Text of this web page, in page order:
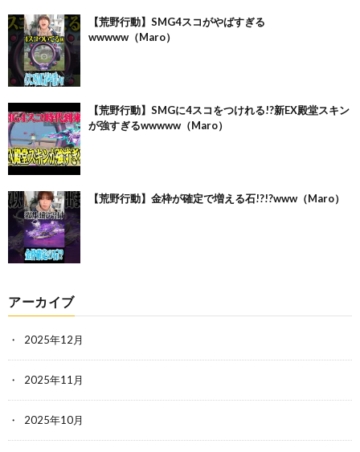
【荒野行動】SMG4スコがやばすぎる
wwwww（Maro）
【荒野行動】SMGに4スコをつけれる!?新EX殿堂スキン
が強すぎるwwwww（Maro）
【荒野行動】金枠が確定で増える石!?!?www（Maro）
アーカイブ
2025年12月
2025年11月
2025年10月